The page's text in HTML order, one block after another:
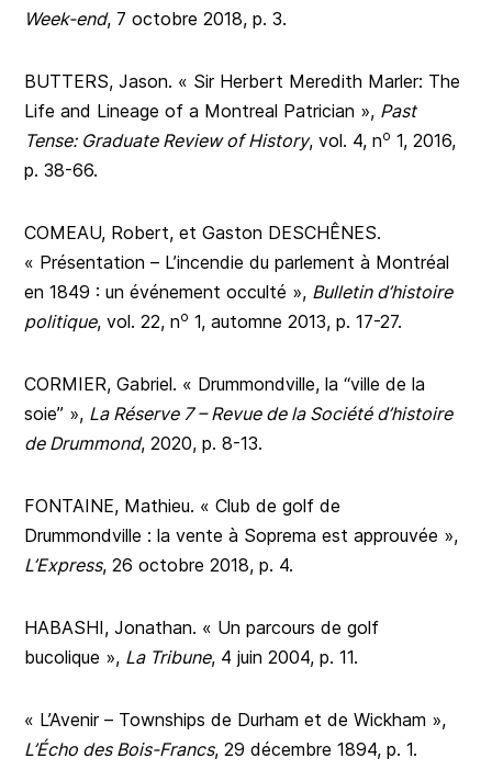
Week-end, 7 octobre 2018, p. 3.
BUTTERS, Jason. « Sir Herbert Meredith Marler: The
Life and Lineage of a Montreal Patrician », Past
Tense: Graduate Review of History, vol. 4, no 1, 2016,
p. 38-66.
COMEAU, Robert, et Gaston DESCHÊNES.
« Présentation – L’incendie du parlement à Montréal
en 1849 : un événement occulté », Bulletin d’histoire
politique, vol. 22, no 1, automne 2013, p. 17-27.
CORMIER, Gabriel. « Drummondville, la “ville de la
soie” », La Réserve 7 – Revue de la Société d’histoire
de Drummond, 2020, p. 8-13.
FONTAINE, Mathieu. « Club de golf de
Drummondville : la vente à Soprema est approuvée »,
L’Express, 26 octobre 2018, p. 4.
HABASHI, Jonathan. « Un parcours de golf
bucolique », La Tribune, 4 juin 2004, p. 11.
« L’Avenir – Townships de Durham et de Wickham »,
L’Écho des Bois-Francs, 29 décembre 1894, p. 1.